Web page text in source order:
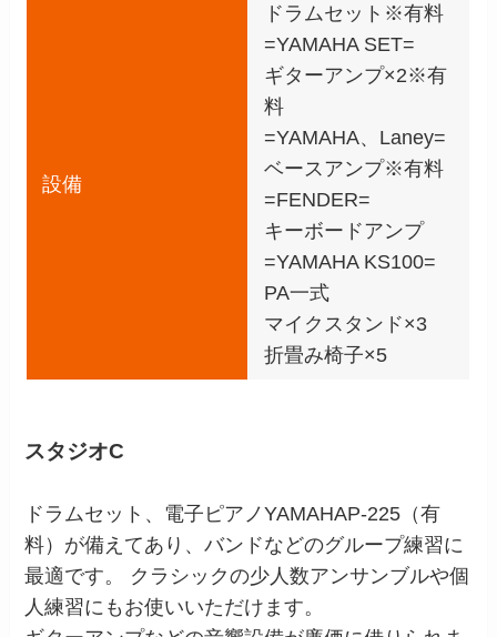
設備
ドラムセット※有料
=YAMAHA SET=
ギターアンプ×2※有
料
=YAMAHA、Laney=
ベースアンプ※有料
=FENDER=
キーボードアンプ
=YAMAHA KS100=
PA一式
マイクスタンド×3
折畳み椅子×5
スタジオC
ドラムセット、電子ピアノYAMAHAP-225（有
料）が備えてあり、バンドなどのグループ練習に
最適です。 クラシックの少人数アンサンブルや個
人練習にもお使いいただけます。